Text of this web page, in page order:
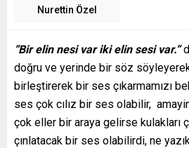
Nurettin Özel
“Bir elin nesi var iki elin sesi var.”
doğru ve yerinde bir söz
birleştirerek bir ses çıkarmamızı
ses çok cılız bir ses olabilir,
çok eller bir araya gelirse kulakları
çınlatacak bir ses olabilirdi, ne